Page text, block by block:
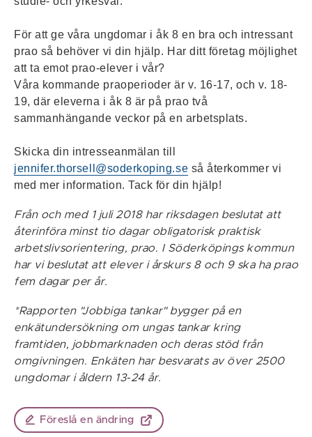
För att ge våra ungdomar i åk 8 en bra och intressant
prao så behöver vi din hjälp. Har ditt företag möjlighet
att ta emot prao-elever i vår?
Våra kommande praoperioder är v. 16-17, och v. 18-
19, där eleverna i åk 8 är på prao två
sammanhängande veckor på en arbetsplats.
Skicka din intresseanmälan till
jennifer.thorsell@soderkoping.se så återkommer vi
med mer information. Tack för din hjälp!
Från och med 1 juli 2018 har riksdagen beslutat att
återinföra minst tio dagar obligatorisk praktisk
arbetslivsorientering, prao. I Söderköpings kommun
har vi beslutat att elever i årskurs 8 och 9 ska ha prao
fem dagar per år.
*Rapporten "Jobbiga tankar" bygger på en
enkätundersökning om ungas tankar kring
framtiden, jobbmarknaden och deras stöd från
omgivningen. Enkäten har besvarats av över 2500
ungdomar i åldern 13-24 år.
Föreslå en ändring